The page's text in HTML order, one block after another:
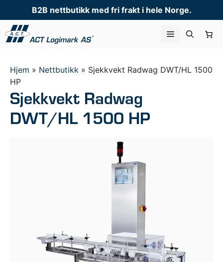
til
innhold
B2B nettbutikk med fri frakt i hele Norge.
Meny
Hjem » Nettbutikk » Sjekkvekt Radwag DWT/HL 1500
HP
Sjekkvekt Radwag
DWT/HL 1500 HP